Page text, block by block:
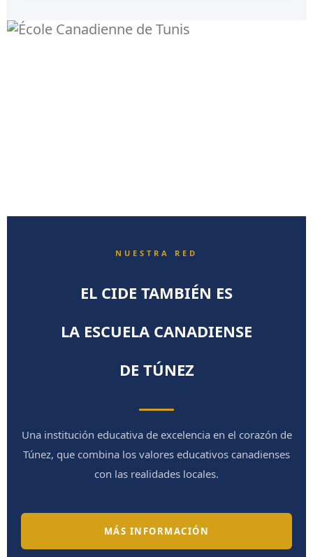
NUESTRA RED
EL CIDE TAMBIÉN ES
LA ESCUELA CANADIENSE
DE TÚNEZ
Una institución educativa de excelencia en el corazón de
Túnez, que combina los valores educativos canadienses
con las realidades locales.
MÁS INFORMACIÓN